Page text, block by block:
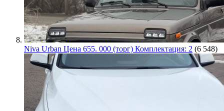
Niva Urban Цена 655. 000 (торг) Комплектация: 2 (6 548)